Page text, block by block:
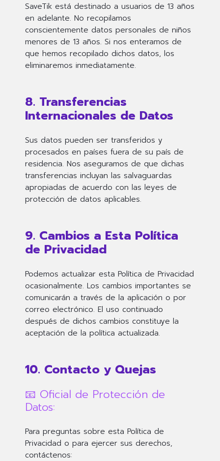
SaveTik está destinado a usuarios de 13 años
en adelante. No recopilamos
conscientemente datos personales de niños
menores de 13 años. Si nos enteramos de
que hemos recopilado dichos datos, los
eliminaremos inmediatamente.
8. Transferencias
Internacionales de Datos
Sus datos pueden ser transferidos y
procesados en países fuera de su país de
residencia. Nos aseguramos de que dichas
transferencias incluyan las salvaguardas
apropiadas de acuerdo con las leyes de
protección de datos aplicables.
9. Cambios a Esta Política
de Privacidad
Podemos actualizar esta Política de Privacidad
ocasionalmente. Los cambios importantes se
comunicarán a través de la aplicación o por
correo electrónico. El uso continuado
después de dichos cambios constituye la
aceptación de la política actualizada.
10. Contacto y Quejas
📧 Oficial de Protección de
Datos:
Para preguntas sobre esta Política de
Privacidad o para ejercer sus derechos,
contáctenos: